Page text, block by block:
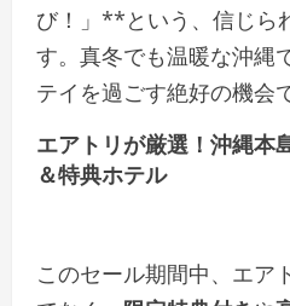
び！」**という、信じら
す。真冬でも温暖な沖縄
テイを過ごす絶好の機会
エアトリが厳選！沖縄本
＆特典ホテル
このセール期間中、エア